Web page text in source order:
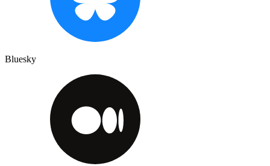
Bluesky